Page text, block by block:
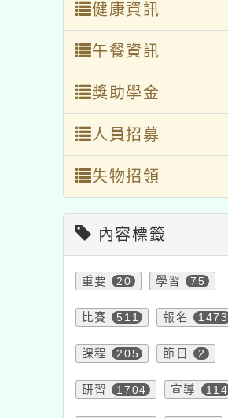
健康資訊
午餐資訊
獎助學金
人員招募
失物招領
內容標籤
重要 20 學習 75
比賽 511 報名 1473
課程 205 節日 2
研習 1704 宣導 114